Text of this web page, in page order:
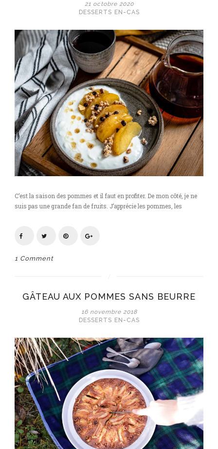
21 octobre 2020
DESSERTS EN-CAS
C’est la saison des pommes et il faut en profiter. De mon côté, je ne
suis pas une grande fan de fruits. J’apprécie les pommes, les
1 Comment
GÂTEAU AUX POMMES SANS BEURRE
16 novembre 2018
DESSERTS EN-CAS